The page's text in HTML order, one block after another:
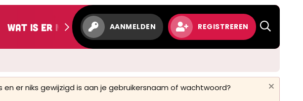
Wat is er nieuw AANMELDEN REGISTREREN
er niks gewijzigd is aan je gebruikersnaam of wachtwoord?